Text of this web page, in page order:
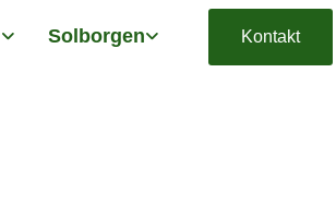
Solborgen Kontakt